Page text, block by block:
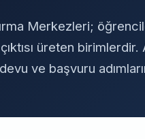
Merkezleri;
üreten
ve başvuru